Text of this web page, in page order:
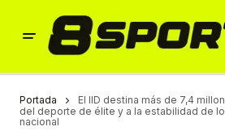
Portada
El IID destina más de 7,4
del deporte de élite y a la estabilidad de
nacional